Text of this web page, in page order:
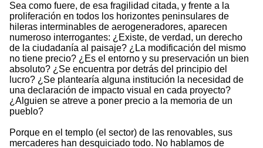
Sea como fuere, de esa fragilidad citada, y frente a la
proliferación en todos los horizontes peninsulares de
hileras interminables de aerogeneradores, aparecen
numeroso interrogantes: ¿Existe, de verdad, un derecho
de la ciudadanía al paisaje? ¿La modificación del mismo
no tiene precio? ¿Es el entorno y su preservación un bien
absoluto? ¿Se encuentra por detrás del principio del
lucro? ¿Se plantearía alguna institución la necesidad de
una declaración de impacto visual en cada proyecto?
¿Alguien se atreve a poner precio a la memoria de un
pueblo?
Porque en el templo (el sector) de las renovables, sus
mercaderes han desquiciado todo. No hablamos de